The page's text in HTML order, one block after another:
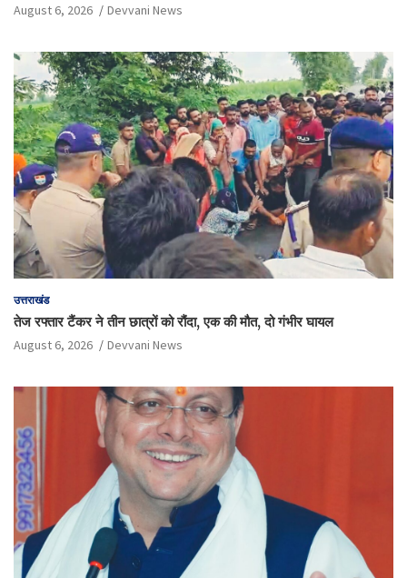
August 6, 2026 Devvani News
उत्तराखंड
तेज रफ्तार टैंकर ने तीन छात्रों को रौंदा, एक की मौत, दो गंभीर घायल
August 6, 2026 Devvani News